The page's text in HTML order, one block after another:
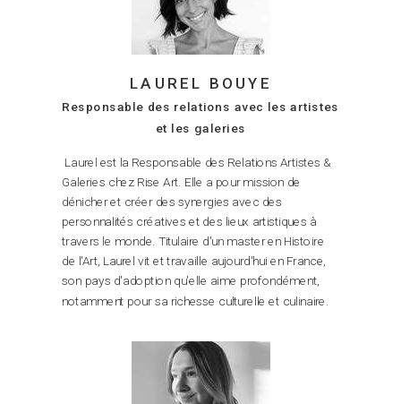
LAUREL BOUYE
Responsable des relations avec les artistes
et les galeries
Laurel est la Responsable des Relations Artistes &
Galeries chez Rise Art. Elle a pour mission de
dénicher et créer des synergies avec des
personnalités créatives et des lieux artistiques à
travers le monde. Titulaire d'un master en Histoire
de l'Art, Laurel vit et travaille aujourd'hui en France,
son pays d'adoption qu'elle aime profondément,
notamment pour sa richesse culturelle et culinaire.